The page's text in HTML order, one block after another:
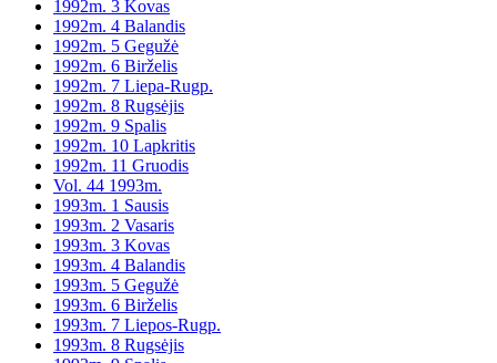
1992m. 3 Kovas
1992m. 4 Balandis
1992m. 5 Gegužė
1992m. 6 Birželis
1992m. 7 Liepa-Rugp.
1992m. 8 Rugsėjis
1992m. 9 Spalis
1992m. 10 Lapkritis
1992m. 11 Gruodis
Vol. 44 1993m.
1993m. 1 Sausis
1993m. 2 Vasaris
1993m. 3 Kovas
1993m. 4 Balandis
1993m. 5 Gegužė
1993m. 6 Birželis
1993m. 7 Liepos-Rugp.
1993m. 8 Rugsėjis